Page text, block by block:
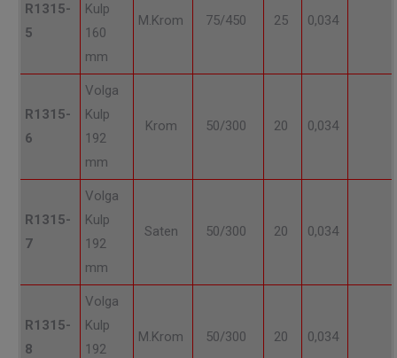
R1315-
5
Kulp
160
mm
M.Krom 75/450 25 0,034
R1315-
6
Volga
Kulp
192
mm
Krom 50/300 20 0,034
R1315-
7
Volga
Kulp
192
mm
Saten 50/300 20 0,034
R1315-
8
Volga
Kulp
192
M.Krom 50/300 20 0,034